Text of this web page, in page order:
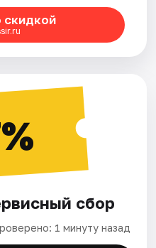
скидкой
сбор
1 минуту назад